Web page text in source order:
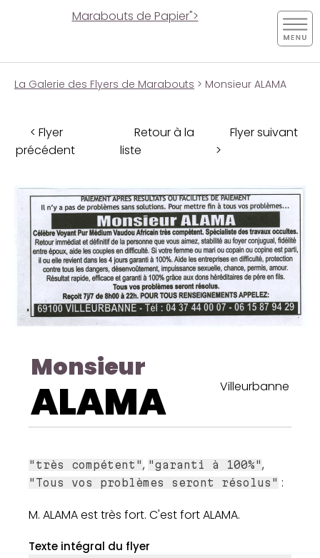
Marabouts de Papier">
La Galerie des Flyers de Marabouts > Monsieur ALAMA
< Flyer
précédent
Retour à la
liste
Flyer suivant
>
Monsieur
ALAMA Villeurbanne
"très compétent", "garanti à 100%",
"Tous vos problèmes seront résolus" :
M. ALAMA est très fort. C'est fort ALAMA.
Texte intégral du flyer